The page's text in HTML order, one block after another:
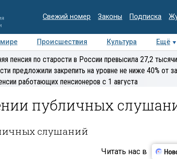
Свежий номер Законы Подписка
Происшествия Культура Ещё
Медиацентр Интервью Колумнисты
пенсия по старости в России превысила 27,2 тысячи
предложили закрепить на уровне не ниже 40% от
работающих пенсионеров с 1 августа
публичных
слушаний
Читать нас в